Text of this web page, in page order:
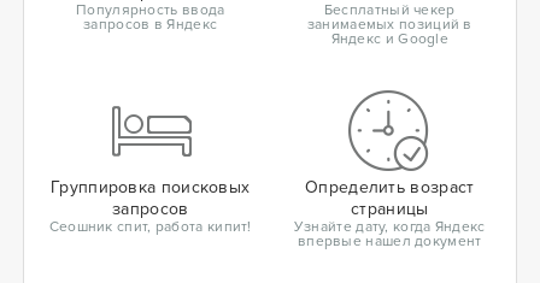
Популярность ввода
запросов в Яндекс
Бесплатный чекер
занимаемых позиций в
Яндекс и Google
Группировка поисковых
запросов
Сеошник спит, работа кипит!
Определить возраст
страницы
Узнайте дату, когда Яндекс
впервые нашел документ